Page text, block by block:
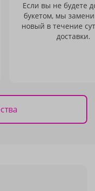
Если вы не будете
букетом, мы
новый в течение
доставки.